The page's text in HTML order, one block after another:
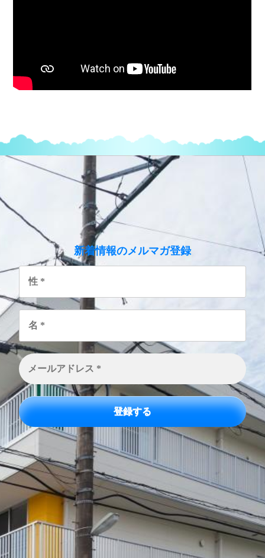
新着情報のメルマガ登録
性
名
メ
ー
ル
ア
ド
レ
ス
*